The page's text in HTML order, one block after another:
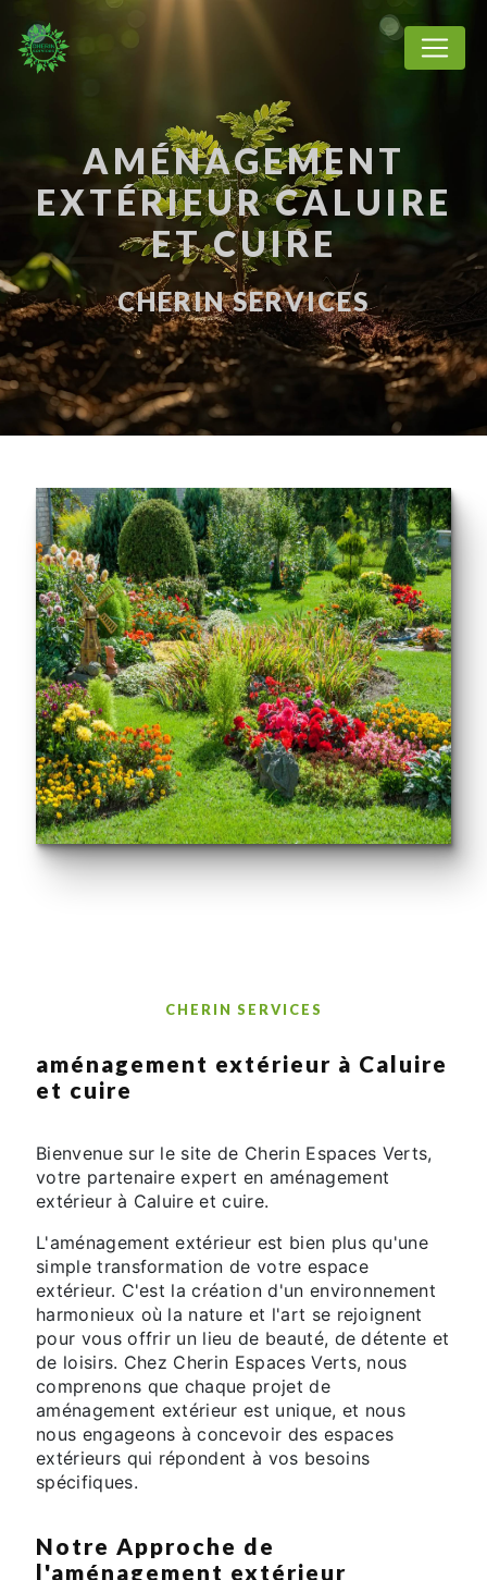
AMÉNAGEMENT
EXTÉRIEUR CALUIRE
ET CUIRE
CHERIN SERVICES
CHERIN SERVICES
aménagement extérieur à Caluire
et cuire
Bienvenue sur le site de Cherin Espaces Verts,
votre partenaire expert en aménagement
extérieur à Caluire et cuire.
L'aménagement extérieur est bien plus qu'une
simple transformation de votre espace
extérieur. C'est la création d'un environnement
harmonieux où la nature et l'art se rejoignent
pour vous offrir un lieu de beauté, de détente et
de loisirs. Chez Cherin Espaces Verts, nous
comprenons que chaque projet de
aménagement extérieur est unique, et nous
nous engageons à concevoir des espaces
extérieurs qui répondent à vos besoins
spécifiques.
Notre Approche de
l'aménagement extérieur
Panneau de gestion des cookies